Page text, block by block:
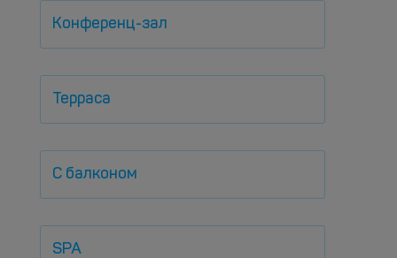
Конференц-зал
Терраса
С балконом
SPA